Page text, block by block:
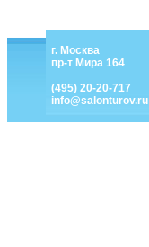
г. Москва
пр-т Мира 164
(495) 20-20-717
info@salonturov.ru